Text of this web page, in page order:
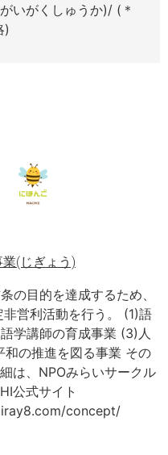
がくしゅうか)/ (＊
)
業(じぎょう)
の目的を達成するため、
営利活動を行う。 (1)語
学講師の育成事業 (3)人
和の推進を図る事業 その
は、NPOみらいサークル
公式サイト
concept/